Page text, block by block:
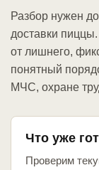
Разбор нужен
доставки
от лишнего,
понятный
МЧС, охране
Что уже
Проверим